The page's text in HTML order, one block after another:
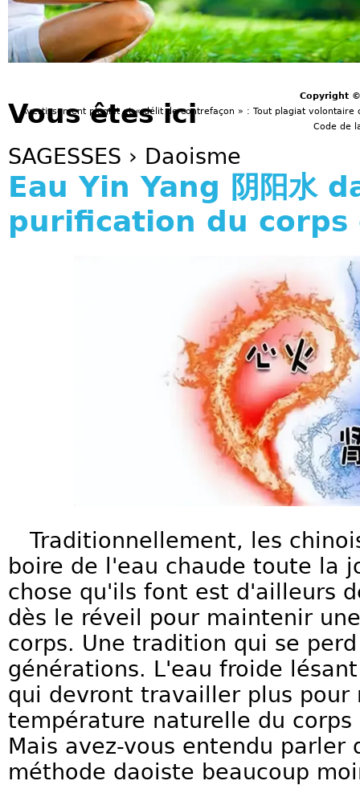
Vous êtes ici
SAGESSES › Daoisme
Eau Yin Yang 阴阳水
purification du
Traditionnellement, les
boire de l'eau chaude toute la
chose qu'ils font est d'ailleurs
dès le réveil pour maintenir
corps. Une tradition qui se
générations. L'eau froide
qui devront travailler plus pour
température naturelle du
Mais avez-vous entendu parler
méthode daoiste beaucoup
Copyright
Avertissement plagiat et « délit de contrefaçon » : Tout plagiat
Code de